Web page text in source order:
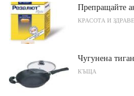
Препращайте
КРАСОТА И ЗДРАВЕ
Чугунена тиган
КЪЩА